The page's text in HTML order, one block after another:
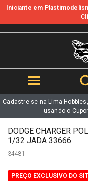
b
Iniciante em
Cadastre-se na Lima
usando o
DODGE CHARGER
1/32 JADA 33666
34481
PREÇO EXCLUSIVO DO